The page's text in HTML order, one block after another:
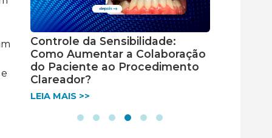
Controle da Sensibilidade:
Como Aumentar a Colaboração
do Paciente ao Procedimento
Clareador?
LEIA MAIS >>